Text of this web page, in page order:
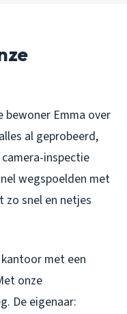
bewoner Emma over
al geprobeerd,
inspectie
wegspoelden met
zo snel en netjes
met een
onze
De eigenaar: